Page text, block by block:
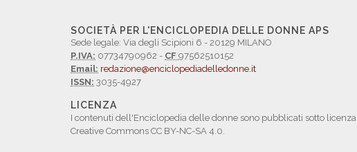
SOCIETÀ PER L'ENCICLOPEDIA DELLE DONNE APS
Sede legale: Via degli Scipioni 6 - 20129 MILANO
P.IVA: 07734790962 - CF 97562510152
Email: redazione@enciclopediadelledonne.it
ISSN: 3035-4927
LICENZA
I contenuti dell'Enciclopedia delle donne sono pubblicati sotto licenza
Creative Commons CC BY-NC-SA 4.0.